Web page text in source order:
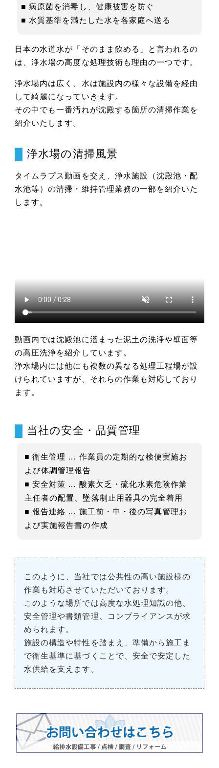
■ 病原菌を消毒し、健康被害を防ぐ
■ 水質基準を満たした水を各家庭へ送る
日本の水道水が「そのまま飲める」と言われるの
は、浄水場の高度な処理技術も理由の一つです。
浄水場内は広く、水は施設内の様々な設備を経由
して綺麗になっていきます。
その中でも一番汚れが沈殿する箇所の清掃作業を
紹介いたします。
浄水場の清掃風景
タイムラプス動画を交え、浄水施設（沈殿池・配
水池等）の清掃・維持管理業務の一部を紹介いた
します。
動画内では沈殿池に溜まった泥土の洗浄や壁面等
の高圧洗浄を紹介しています。
浄水場内には他にも複数の異なる処理工程場が設
けられていますが、それらの作業も対応しており
ます。
当社の安全・品質管理
■ 衛生管理 … 作業員の定期的な検便実施お
よび体調管理報告
■ 安全対策 … 酸素欠乏・硫化水素危険作業
主任者の配置、墜落制止用器具の完全着用
■ 報告連絡 … 施工前・中・後の写真管理お
よび実施報告書の作成
このように、当社では公共性の高い施設様の
作業も対応させていただいております。
このような場所では高度な水処理知識の他、
安全管理や書類管理、コンプライアンスが求
められます。
施設の構造や特性を踏まえ、準備から施工ま
で衛生基準に基づくことで、安全で安定した
水供給を支えます。